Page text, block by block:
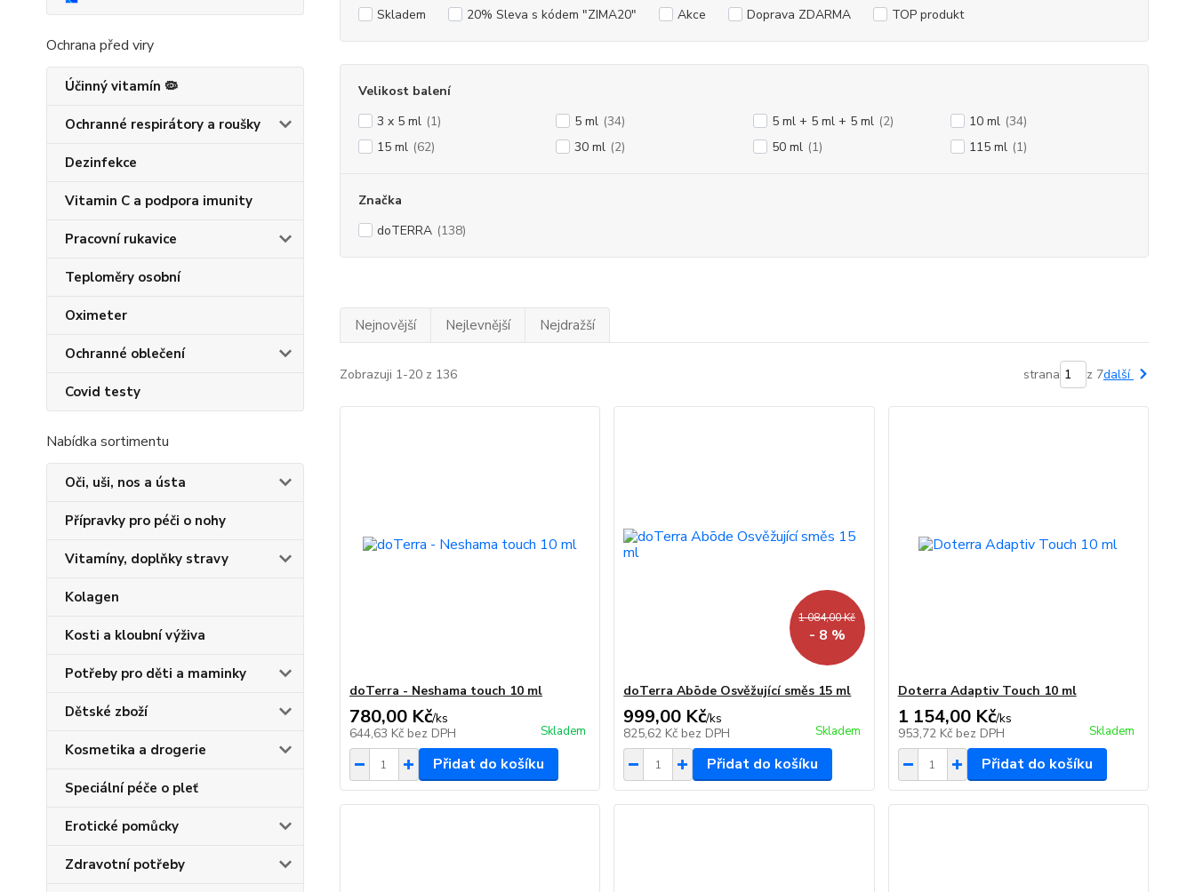
Ochrana před viry
Účinný vitamín 🦠
Ochranné respirátory a roušky
Dezinfekce
Vitamin C a podpora imunity
Pracovní rukavice
Teploměry osobní
Oximeter
Ochranné oblečení
Covid testy
Nabídka sortimentu
Oči, uši, nos a ústa
Přípravky pro péči o nohy
Vitamíny, doplňky stravy
Kolagen
Kosti a kloubní výživa
Potřeby pro děti a maminky
Dětské zboží
Kosmetika a drogerie
Speciální péče o pleť
Erotické pomůcky
Zdravotní potřeby
Skladem 20% Sleva s kódem "ZIMA20" Akce Doprava ZDARMA TOP produkt
Velikost balení
3 x 5 ml (1) 5 ml (34) 5 ml + 5 ml + 5 ml (2) 10 ml (34)
15 ml (62) 30 ml (2) 50 ml (1) 115 ml (1)
Značka
doTERRA (138)
Nejnovější Nejlevnější Nejdražší
Zobrazuji 1-20 z 136 strana z 7další
doTerra - Neshama touch 10 ml
780,00 Kč/ks
644,63 Kč bez DPH Skladem
Přidat do košíku
1 084,00 Kč
- 8 %
doTerra Abōde Osvěžující směs 15 ml
999,00 Kč/ks
825,62 Kč bez DPH Skladem
Přidat do košíku
Doterra Adaptiv Touch 10 ml
1 154,00 Kč/ks
953,72 Kč bez DPH Skladem
Přidat do košíku